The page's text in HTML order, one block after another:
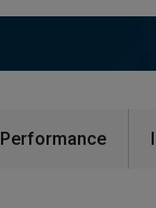
Performance